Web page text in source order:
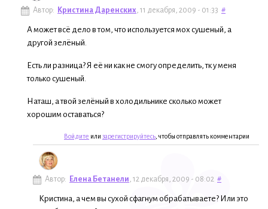
Автор: Кристина Даренских, 11 декабря, 2009 - 01:33 #
А может всё дело в том, что используется мох сушеный, а
другой зелёный.
Есть ли разница? Я её ни как не смогу определить, тк у меня
только сушеный.
Наташ, а твой зелёный в холодильнике сколько может
хорошим оставаться?
Войдите или зарегистрируйтесь , чтобы отправлять комментарии
Автор: Елена Бетанели, 12 декабря, 2009 - 08:02 #
Кристина, а чем вы сухой сфагнум обрабатываете? Или это